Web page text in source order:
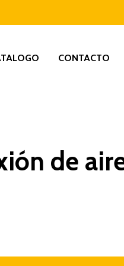
CONTACTO
de